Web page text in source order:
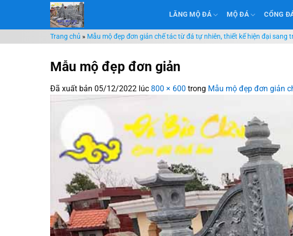
nội
dung
LĂNG MỘ ĐÁ MỘ ĐÁ CỔNG
Trang chủ » Mẫu mộ đẹp đơn giản chế tác từ đá tự nhiên, thiết kế hiện đại sang
Mẫu mộ đẹp đơn giản
Đã xuất bản 05/12/2022 lúc 800 × 600 trong Mẫu mộ đẹp đơn giản